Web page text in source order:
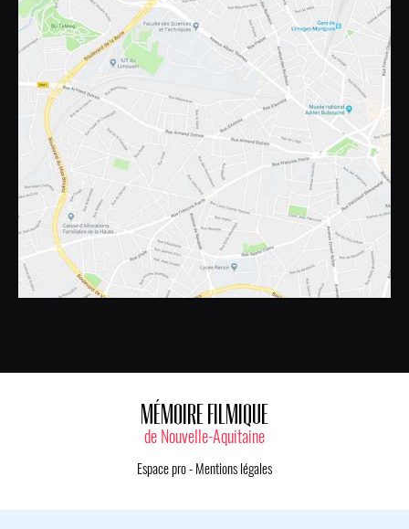
MÉMOIRE FILMIQUE
de Nouvelle-Aquitaine
Espace pro- Mentions légales